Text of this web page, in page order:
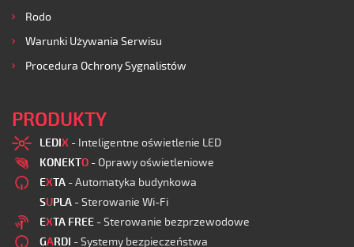
Rodo
Warunki Używania Serwisu
Procedura Ochrony Sygnalistów
PRODUKTY
LEDIX - Inteligentne oświetlenie LED
KONEKTO - Oprawy oświetleniowe
EXTA - Automatyka budynkowa
SUPLA - Sterowanie Wi-Fi
EXTA FREE - Sterowanie bezprzewodowe
GARDI - Systemy bezpieczeństwa